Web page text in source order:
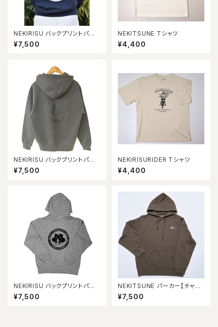
NEKIRISU バックプリントパー
カー【ネイビー】
¥7,500
NEKITSUNE Tシャツ
¥4,400
NEKIRISU バックプリントパー
カー【スミ】
¥7,500
NEKIRISURIDER Tシャツ
¥4,400
NEKIRISU バックプリントパー
カー【ミックスグレー】
¥7,500
NEKITSUNE パーカー【チャコ
ール】
¥7,500